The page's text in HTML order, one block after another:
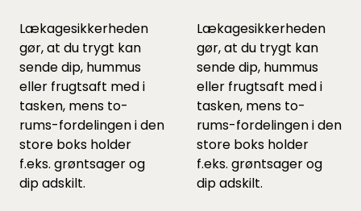
Lækagesikkerheden
gør, at du trygt kan
sende dip, hummus
eller frugtsaft med i
tasken, mens to-
rums-fordelingen i den
store boks holder
f.eks. grøntsager og
dip adskilt.
Lækagesikkerheden
gør, at du trygt kan
sende dip, hummus
eller frugtsaft med i
tasken, mens to-
rums-fordelingen i den
store boks holder
f.eks. grøntsager og
dip adskilt.